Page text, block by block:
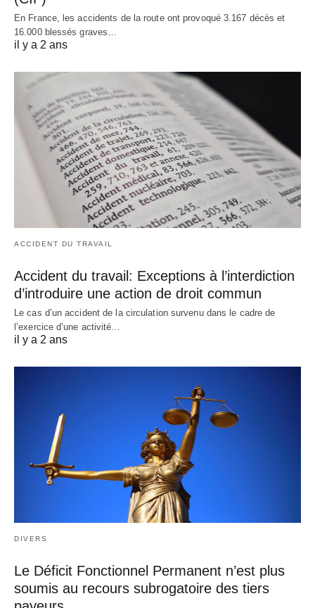
En France, les accidents de la route ont provoqué 3.167 décès et
16.000 blessés graves…
il y a 2 ans
ACCIDENT DU TRAVAIL
Accident du travail: Exceptions à l’interdiction
d’introduire une action de droit commun
Le cas d’un accident de la circulation survenu dans le cadre de
l’exercice d’une activité…
il y a 2 ans
DIVERS
Le Déficit Fonctionnel Permanent n’est plus
soumis au recours subrogatoire des tiers